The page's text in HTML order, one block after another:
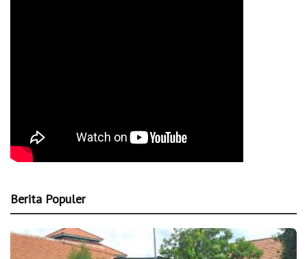
Berita Populer